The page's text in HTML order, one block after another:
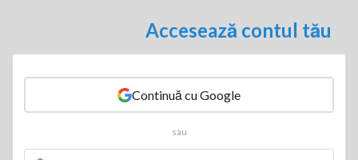
Accesează contul tău
Continuă cu Google
sau